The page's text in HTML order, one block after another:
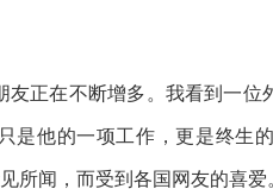
友正在不断增多。我看到一
是他的一项工作，更是终生
所闻，而受到各国网友的喜